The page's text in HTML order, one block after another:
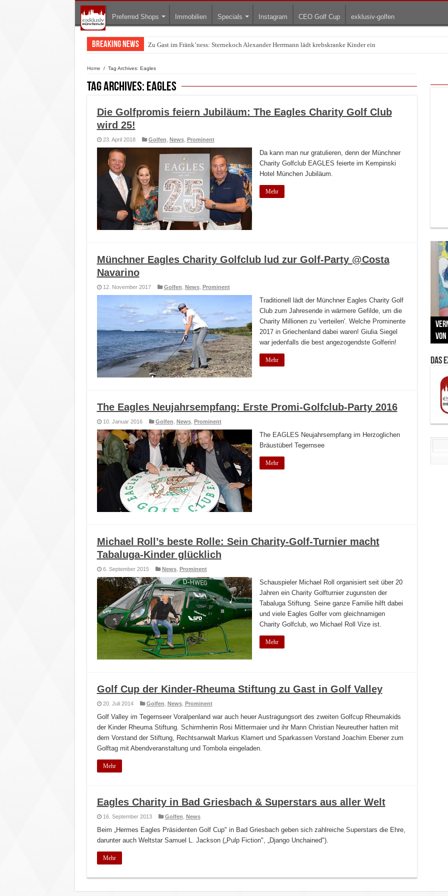
Preferred Shops Immobilien Specials Instagram CEO Golf Cup exklusiv-golfen
Breaking News Zu Gast im Fränk’ness: Sternekoch Alexander Herrmann lädt krebskranke Kinder ein
Warum München gerade zum Treffpunkt der Lingerie-Branche wurde
Home / Tag Archives: Eagles
Tag Archives: Eagles
Die Golfpromis feiern Jubiläum: The Eagles Charity Golf Club
wird 25!
23. April 2018 Golfen News, Prominent
Da kann man nur gratulieren, denn der Münchner
Charity Golfclub EAGLES feierte im Kempinski
Hotel München Jubiläum.
Mehr
Münchner Eagles Charity Golfclub lud zur Golf-Party @Costa
Navarino
12. November 2017 Golfen News, Prominent
Traditionell lädt der Münchner Eagles Charity Golf
Club zum Jahresende in wärmere Gefilde, um die
Charity Millionen zu 'verteilen'. Welche Prominente
2017 in Griechenland dabei waren! Giulia Siegel
war jedenfalls die best angezogendste Golferin!
Mehr
The Eagles Neujahrsempfang: Erste Promi-Golfclub-Party 2016
10. Januar 2016 Golfen News, Prominent
The EAGLES Neujahrsempfang im Herzoglichen
Bräustüberl Tegernsee
Mehr
Michael Roll’s beste Rolle: Sein Charity-Golf-Turnier macht
Tabaluga-Kinder glücklich
6. September 2015 News, Prominent
Schauspieler Michael Roll organisiert seit über 20
Jahren ein Charity Golfturnier zugunsten der
Tabaluga Stiftung. Seine ganze Familie hilft dabei
und viele Eagles Golfer vom gleichnamigen
Charity Golfclub, wo Michael Roll Vize ist.
Mehr
Golf Cup der Kinder-Rheuma Stiftung zu Gast in Golf Valley
20. Juli 2014 Golfen News, Prominent
Golf Valley im Tegernseer Voralpenland war auch heuer Austragungsort des zweiten Golfcup Rheumakids
der Kinder Rheuma Stiftung. Schirmherrin Rosi Mittermaier und ihr Mann Christian Neureuther hatten mit
dem Vorstand der Stiftung, Rechtsanwalt Markus Klamert und Sparkassen Vorstand Joachim Ebener zum
Golftag mit Abendveranstaltung und Tombola eingeladen.
Mehr
Eagles Charity in Bad Griesbach & Superstars aus aller Welt
16. September 2013 Golfen News
Beim „Hermes Eagles Präsidenten Golf Cup" in Bad Griesbach geben sich zahlreiche Superstars die Ehre,
darunter auch Weltstar Samuel L. Jackson („Pulp Fiction", „Django Unchained").
Mehr
Zu
Das